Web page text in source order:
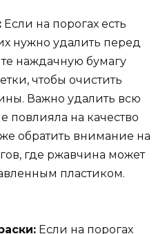
Если на порогах есть
нужно удалить перед
наждачную бумагу
чтобы очистить
Важно удалить всю
повлияла на качество
обратить внимание на
где ржавчина может
пластиком.
Если на порогах